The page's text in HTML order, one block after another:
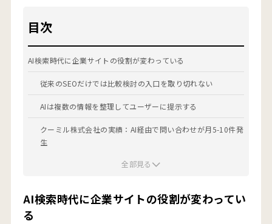
Google アナリティクス認定資格（GAIQ）
Google 広告モバイル認定資格
■SNS
YouTube：https://www.youtube.com/@marketing_coomil
目次
AI検索時代に企業サイトの役割が変わっている
従来のSEOだけでは比較検討の入口を取り切れない
AIは複数の情報を整理してユーザーに提示する
クーミル株式会社の実績：AI経由で問い合わせが月5-10件発
生
AI（LLM）に選ばれる会社とは？
全部見る
AI検索時代に企業サイトの役割が変わってい
る